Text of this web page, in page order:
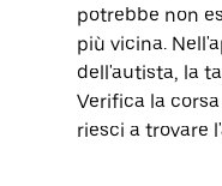
potrebbe non
più vicina.
dell'autista, la
Verifica la
riesci a trovare